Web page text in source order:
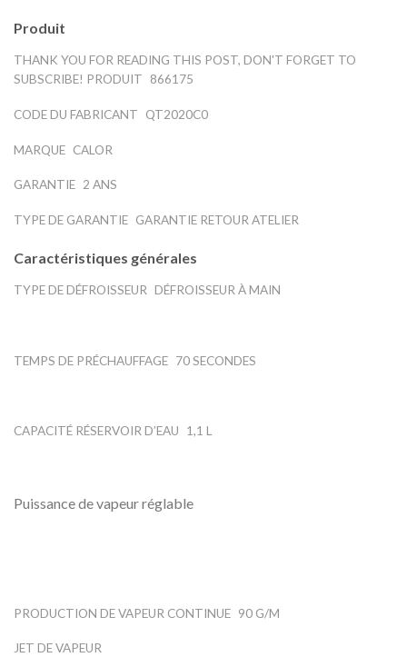
Produit
THANK YOU FOR READING THIS POST, DON'T FORGET TO
SUBSCRIBE! PRODUIT 866175
CODE DU FABRICANT QT2020C0
MARQUE CALOR
GARANTIE 2 ANS
TYPE DE GARANTIE GARANTIE RETOUR ATELIER
Caractéristiques générales
TYPE DE DÉFROISSEUR DÉFROISSEUR À MAIN
TEMPS DE PRÉCHAUFFAGE 70 SECONDES
CAPACITÉ RÉSERVOIR D’EAU 1,1 L
Puissance de vapeur réglable
PRODUCTION DE VAPEUR CONTINUE 90 G/M
JET DE VAPEUR